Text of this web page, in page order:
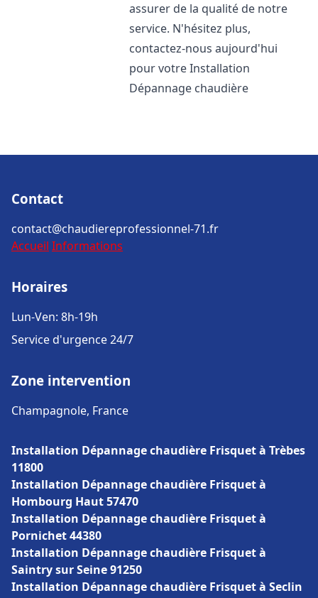
assurer de la qualité de notre
service. N'hésitez plus,
contactez-nous aujourd'hui
pour votre Installation
Dépannage chaudière
Contact
contact@chaudiereprofessionnel-71.fr
Accueil Informations
Horaires
Lun-Ven: 8h-19h
Service d'urgence 24/7
Zone intervention
Champagnole, France
Installation Dépannage chaudière Frisquet à Trèbes
11800
Installation Dépannage chaudière Frisquet à
Hombourg Haut 57470
Installation Dépannage chaudière Frisquet à
Pornichet 44380
Installation Dépannage chaudière Frisquet à
Saintry sur Seine 91250
Installation Dépannage chaudière Frisquet à Seclin